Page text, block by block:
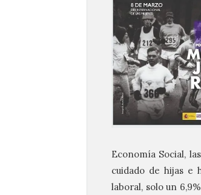
Economía Social,
cuidado de hijas e
laboral, solo un